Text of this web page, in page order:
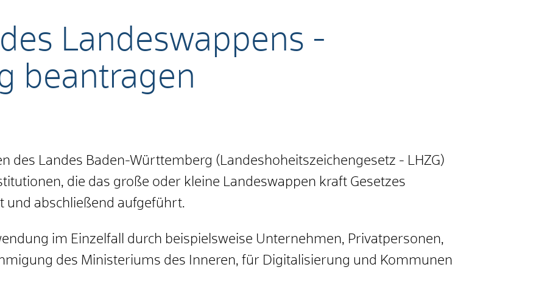
Landeswappens -
beantragen
des Landes Baden-Württemberg (Landeshoheitszeichengesetz - LHZG)
die das große oder kleine Landeswappen kraft Gesetzes
und abschließend aufgeführt.
im Einzelfall durch beispielsweise Unternehmen, Privatpersonen,
des Ministeriums des Inneren, für Digitalisierung und Kommunen